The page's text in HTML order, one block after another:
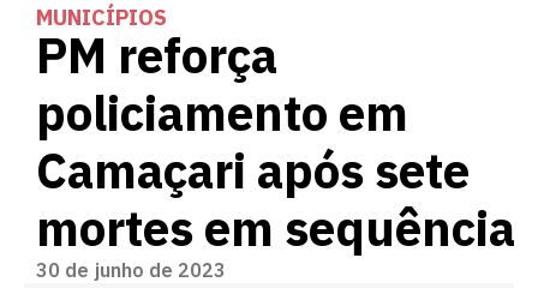
MUNICÍPIOS
PM reforça
policiamento em
Camaçari após sete
mortes em sequência
30 de junho de 2023